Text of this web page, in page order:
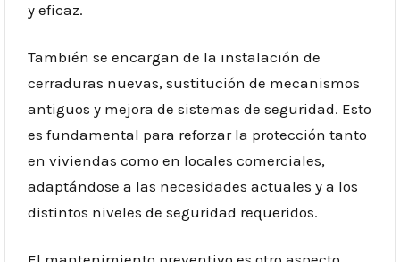
y eficaz.
También se encargan de la instalación de
cerraduras nuevas, sustitución de mecanismos
antiguos y mejora de sistemas de seguridad. Esto
es fundamental para reforzar la protección tanto
en viviendas como en locales comerciales,
adaptándose a las necesidades actuales y a los
distintos niveles de seguridad requeridos.